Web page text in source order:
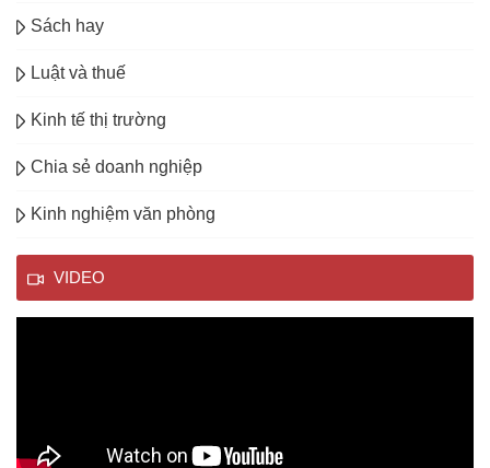
Sách hay
Luật và thuế
Kinh tế thị trường
Chia sẻ doanh nghiệp
Kinh nghiệm văn phòng
VIDEO